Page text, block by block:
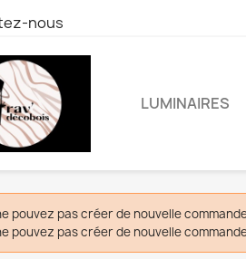
nous
LUMINAIRES
pouvez pas créer de nouvelle
pouvez pas créer de nouvelle